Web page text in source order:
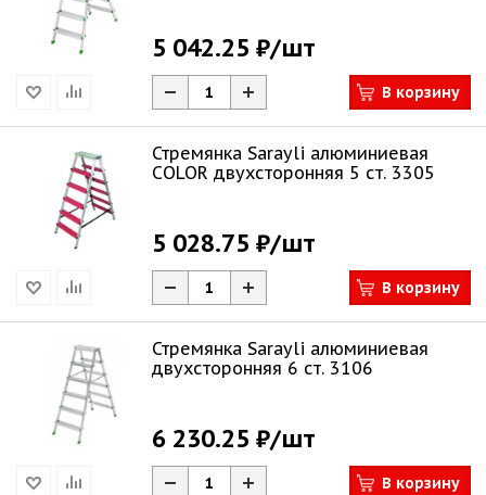
5 042.25 ₽/шт
В корзину
Стремянка Sarayli алюминиевая
COLOR двухсторонняя 5 ст. 3305
5 028.75 ₽/шт
В корзину
Стремянка Sarayli алюминиевая
двухсторонняя 6 ст. 3106
6 230.25 ₽/шт
В корзину